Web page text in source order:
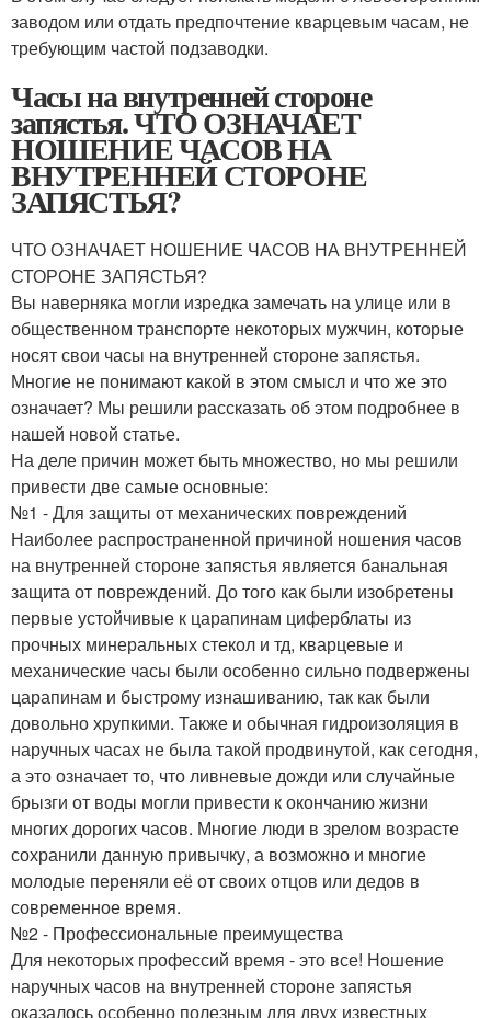
заводом или отдать предпочтение кварцевым часам, не
требующим частой подзаводки.
Часы на внутренней стороне
запястья. ЧТО ОЗНАЧАЕТ
НОШЕНИЕ ЧАСОВ НА
ВНУТРЕННЕЙ СТОРОНЕ
ЗАПЯСТЬЯ?
ЧТО ОЗНАЧАЕТ НОШЕНИЕ ЧАСОВ НА ВНУТРЕННЕЙ
СТОРОНЕ ЗАПЯСТЬЯ?
Вы наверняка могли изредка замечать на улице или в
общественном транспорте некоторых мужчин, которые
носят свои часы на внутренней стороне запястья.
Многие не понимают какой в этом смысл и что же это
означает? Мы решили рассказать об этом подробнее в
нашей новой статье.
На деле причин может быть множество, но мы решили
привести две самые основные:
№1 - Для защиты от механических повреждений
Наиболее распространенной причиной ношения часов
на внутренней стороне запястья является банальная
защита от повреждений. До того как были изобретены
первые устойчивые к царапинам циферблаты из
прочных минеральных стекол и тд, кварцевые и
механические часы были особенно сильно подвержены
царапинам и быстрому изнашиванию, так как были
довольно хрупкими. Также и обычная гидроизоляция в
наручных часах не была такой продвинутой, как сегодня,
а это означает то, что ливневые дожди или случайные
брызги от воды могли привести к окончанию жизни
многих дорогих часов. Многие люди в зрелом возрасте
сохранили данную привычку, а возможно и многие
молодые переняли её от своих отцов или дедов в
современное время.
№2 - Профессиональные преимущества
Для некоторых профессий время - это все! Ношение
наручных часов на внутренней стороне запястья
оказалось особенно полезным для двух известных